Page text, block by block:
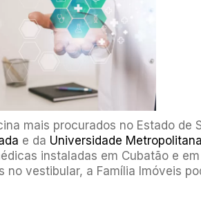
mais procurados no Estado de
e da Universidade
instaladas em Cubatão e em
vestibular, a Família Imóveis